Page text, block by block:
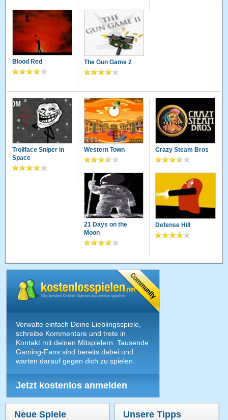
Blood Red The Gun Game 2
Trollface Sniper in
Space
Western Town Crazy Steam Bros
21 Days on the
Moon
Defense Hill
Verwalte einfach Deine Lieblingsspiele,
schreibe Kommentare und trete in
Kontakt mit deinen Mitspielern. Tausende
Gaming-Fans sind bereits dabei und
warten darauf gegen dich zu spielen.
Jetzt kostenlos anmelden
Neue Spiele Unsere Tipps